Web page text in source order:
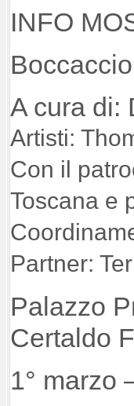
INFO
A cura di:
Artisti:
Con il
Toscana e
Partner:
Palazzo
Certaldo
1° marzo